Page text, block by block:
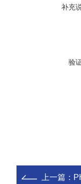
补充
验
上一篇：